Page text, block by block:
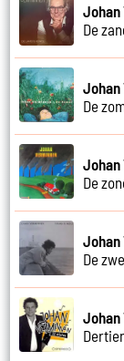
Johan
De
Johan
De
Johan
De
Johan
De
Johan